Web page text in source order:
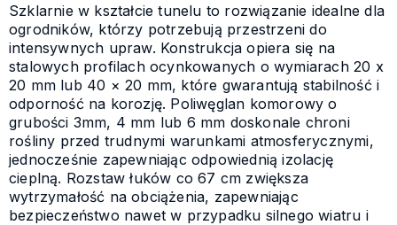
Szklarnie w kształcie tunelu to rozwiązanie idealne dla
ogrodników, którzy potrzebują przestrzeni do
intensywnych upraw. Konstrukcja opiera się na
stalowych profilach ocynkowanych o wymiarach 20 x
20 mm lub 40 × 20 mm, które gwarantują stabilność i
odporność na korozję. Poliwęglan komorowy o
grubości 3mm, 4 mm lub 6 mm doskonale chroni
rośliny przed trudnymi warunkami atmosferycznymi,
jednocześnie zapewniając odpowiednią izolację
cieplną. Rozstaw łuków co 67 cm zwiększa
wytrzymałość na obciążenia, zapewniając
bezpieczeństwo nawet w przypadku silnego wiatru i